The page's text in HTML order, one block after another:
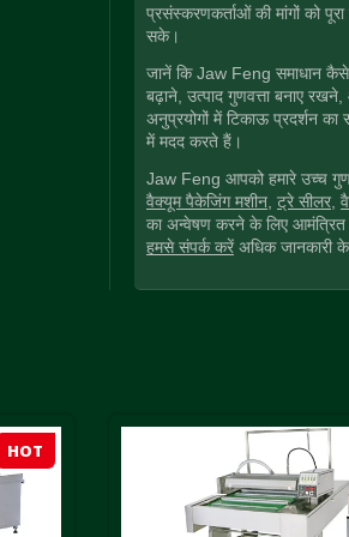
प्रसंस्करणकर्ताओं की मांगों को पूरा
सके।
जानें कि Jaw Feng समाधान कैसे
बढ़ाने, उत्पाद गुणवत्ता बनाए रखने,
अनुप्रयोगों में टिकाऊ प्रदर्शन का
में मदद करते हैं।
Jaw Feng आपको हमारे उच्च
वैक्यूम पैकेजिंग मशीन, ट्रे सीलर,
का अन्वेषण करने के लिए आमंत्रित
हमसे संपर्क करें अधिक जानकारी
HOT